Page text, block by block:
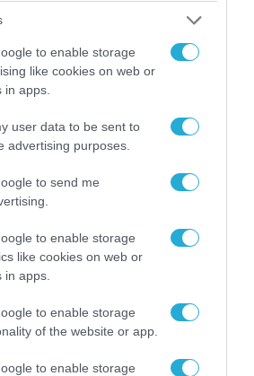
to enable storage
like cookies on web or
apps.
user data to be sent to
advertising purposes.
to send me
to enable storage
like cookies on web or
apps.
to enable storage
of the website or app.
to enable storage
πεζοδρόμια» στην
παράνομα
κοινόχρηστους χώρους